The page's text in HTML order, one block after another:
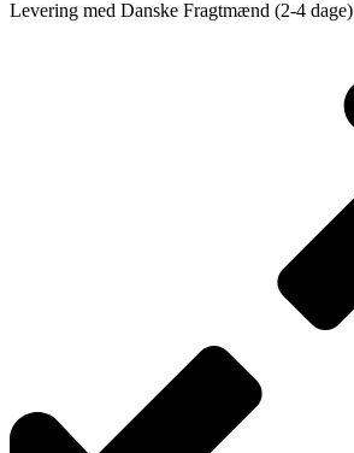
Levering med Danske Fragtmænd (2-4 dage)